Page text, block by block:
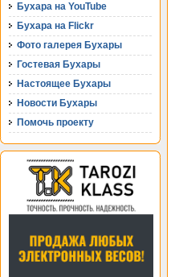
Бухара на YouTube
Бухара на Flickr
Фото галерея Бухары
Гостевая Бухары
Настоящее Бухары
Новости Бухары
Помочь проекту